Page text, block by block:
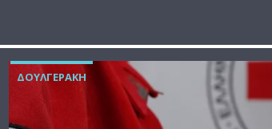
ΔΟΥΛΓΕΡΆΚΗ